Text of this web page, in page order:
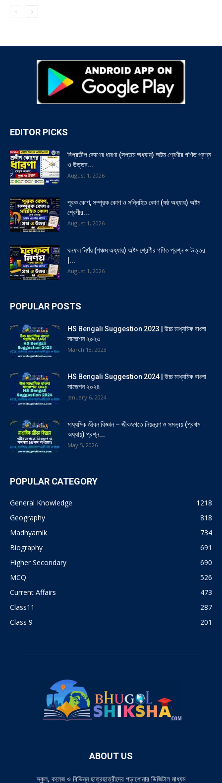
EDITOR PICKS
বিপ্রতীপ কোণের ধারণা (সপ্তম অধ্যায়) অষ্টম শ্রেণীর গণিত প্রশ্ন
ও উত্তর...
August 1, 2026
পূরক কোণ, সম্পূরক কোণ ও সন্নিহিত কোণ (ষষ্ঠ অধ্যায়) অষ্টম
শ্রেণীর...
August 1, 2026
ঘনফল নির্ণয় (পঞ্চম অধ্যায়) অষ্টম শ্রেণীর গণিত প্রশ্ন ও উত্তর
|...
August 1, 2026
POPULAR POSTS
HS Bengali Suggestion 2023 | উচ্চ মাধ্যমিক বাংলা
সাজেশন ২০২৩
March 13, 2023
HS Bengali Suggestion 2024 | উচ্চ মাধ্যমিক বাংলা
সাজেশন ২০২৪
January 6, 2024
মাধ্যমিক জীবন বিজ্ঞান – জীবজগতে নিয়ন্ত্রণ ও সমন্বয় (প্রথম
অধ্যায়) প্রশ্ন...
May 5, 2026
POPULAR CATEGORY
General Knowledge
1218
Geography
818
Madhyamik
734
Biography
691
Higher Secondary
690
MCQ
526
Current Affairs
473
Class11
287
Class 9
201
ABOUT US
স্কুল, কলেজ ও বিভিন্ন ছাত্রছাত্রীদের পড়াশোনার ডিজিটাল মাধ্যম